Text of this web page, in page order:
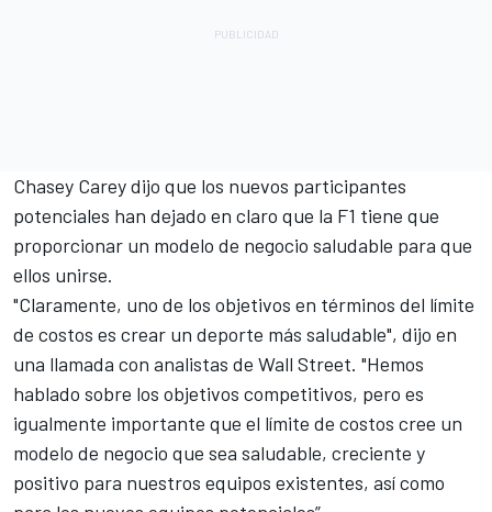
Chasey Carey dijo que los nuevos participantes
potenciales han dejado en claro que la F1 tiene que
proporcionar un modelo de negocio saludable para que
ellos unirse.
"Claramente, uno de los objetivos en términos del límite
de costos es crear un deporte más saludable", dijo en
una llamada con analistas de Wall Street. "Hemos
hablado sobre los objetivos competitivos, pero es
igualmente importante que el límite de costos cree un
modelo de negocio que sea saludable, creciente y
positivo para nuestros equipos existentes, así como